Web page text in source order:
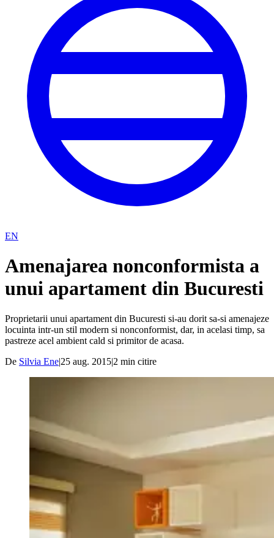
EN
Amenajarea nonconformista a
unui apartament din Bucuresti
Proprietarii unui apartament din Bucuresti si-au dorit sa-si amenajeze
locuinta intr-un stil modern si nonconformist, dar, in acelasi timp, sa
pastreze acel ambient cald si primitor de acasa.
De Silvia Ene|25 aug. 2015|2 min citire